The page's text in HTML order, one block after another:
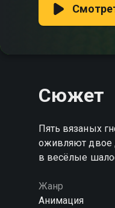
Сюжет
Пять вязаных
оживляют двое
в весёлые
Жанр
Анимация